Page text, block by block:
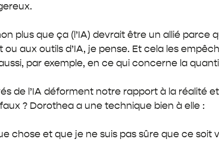
plus que ça (l’IA) devrait être un allié
aux outils d’IA, je pense. Et cela les
par exemple, en ce qui concerne la
de l’IA déforment notre rapport à la réalité
? Dorothea a une technique bien à elle :
chose et que je ne suis pas sûre que ce